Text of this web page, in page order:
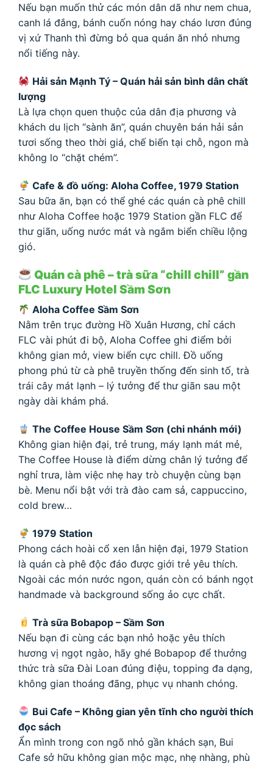
Nếu bạn muốn thử các món dân dã như nem chua,
canh lá đắng, bánh cuốn nóng hay cháo lươn đúng
vị xứ Thanh thì đừng bỏ qua quán ăn nhỏ nhưng
nổi tiếng này.
Hải sản Mạnh Tý – Quán hải sản bình dân chất
lượng
Là lựa chọn quen thuộc của dân địa phương và
khách du lịch “sành ăn”, quán chuyên bán hải sản
tươi sống theo thời giá, chế biến tại chỗ, ngon mà
không lo “chặt chém”.
Cafe & đồ uống: Aloha Coffee, 1979 Station
Sau bữa ăn, bạn có thể ghé các quán cà phê chill
như Aloha Coffee hoặc 1979 Station gần FLC để
thư giãn, uống nước mát và ngắm biển chiều lộng
gió.
Quán cà phê – trà sữa “chill chill” gần
FLC Luxury Hotel Sầm Sơn
Aloha Coffee Sầm Sơn
Nằm trên trục đường Hồ Xuân Hương, chỉ cách
FLC vài phút đi bộ, Aloha Coffee ghi điểm bởi
không gian mở, view biển cực chill. Đồ uống
phong phú từ cà phê truyền thống đến sinh tố, trà
trái cây mát lạnh – lý tưởng để thư giãn sau một
ngày dài khám phá.
The Coffee House Sầm Sơn (chi nhánh mới)
Không gian hiện đại, trẻ trung, máy lạnh mát mẻ,
The Coffee House là điểm dừng chân lý tưởng để
nghỉ trưa, làm việc nhẹ hay trò chuyện cùng bạn
bè. Menu nổi bật với trà đào cam sả, cappuccino,
cold brew…
1979 Station
Phong cách hoài cổ xen lẫn hiện đại, 1979 Station
là quán cà phê độc đáo được giới trẻ yêu thích.
Ngoài các món nước ngon, quán còn có bánh ngọt
handmade và background sống ảo cực chất.
Trà sữa Bobapop – Sầm Sơn
Nếu bạn đi cùng các bạn nhỏ hoặc yêu thích
hương vị ngọt ngào, hãy ghé Bobapop để thưởng
thức trà sữa Đài Loan đúng điệu, topping đa dạng,
không gian thoáng đãng, phục vụ nhanh chóng.
Bui Cafe – Không gian yên tĩnh cho người thích
đọc sách
Ẩn mình trong con ngõ nhỏ gần khách sạn, Bui
Cafe sở hữu không gian mộc mạc, nhẹ nhàng, phù